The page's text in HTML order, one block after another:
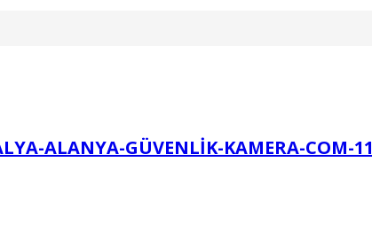
ALANYA-GÜVENLIK-KAMERA-COM-11